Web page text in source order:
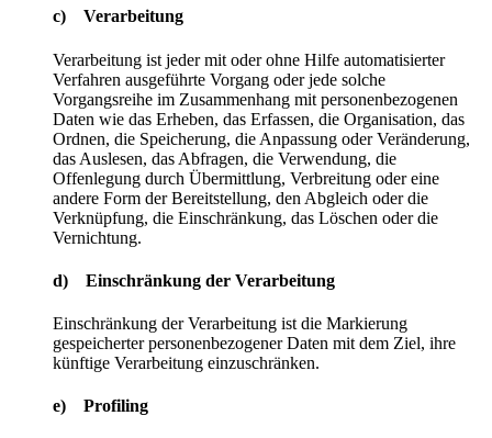
c) Verarbeitung
Verarbeitung ist jeder mit oder ohne Hilfe automatisierter
Verfahren ausgeführte Vorgang oder jede solche
Vorgangsreihe im Zusammenhang mit personenbezogenen
Daten wie das Erheben, das Erfassen, die Organisation, das
Ordnen, die Speicherung, die Anpassung oder Veränderung,
das Auslesen, das Abfragen, die Verwendung, die
Offenlegung durch Übermittlung, Verbreitung oder eine
andere Form der Bereitstellung, den Abgleich oder die
Verknüpfung, die Einschränkung, das Löschen oder die
Vernichtung.
d) Einschränkung der Verarbeitung
Einschränkung der Verarbeitung ist die Markierung
gespeicherter personenbezogener Daten mit dem Ziel, ihre
künftige Verarbeitung einzuschränken.
e) Profiling